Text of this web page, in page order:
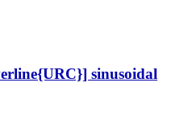
sinusoidal